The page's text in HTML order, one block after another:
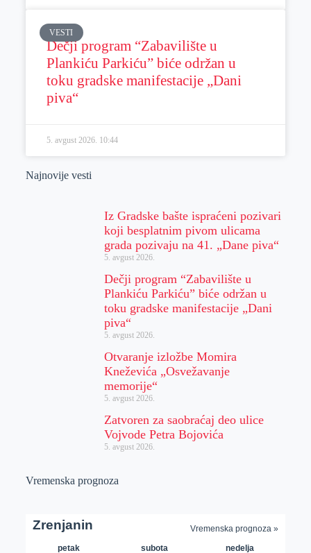
VESTI
Dečji program “Zabavilište u
Plankiću Parkiću” biće održan u
toku gradske manifestacije „Dani
piva“
5. avgust 2026. 10:44
Najnovije vesti
Iz Gradske bašte ispraćeni pozivari
koji besplatnim pivom ulicama
grada pozivaju na 41. „Dane piva“
5. avgust 2026.
Dečji program “Zabavilište u
Plankiću Parkiću” biće održan u
toku gradske manifestacije „Dani
piva“
5. avgust 2026.
Otvaranje izložbe Momira
Kneževića „Osvežavanje
memorije“
5. avgust 2026.
Zatvoren za saobraćaj deo ulice
Vojvode Petra Bojovića
5. avgust 2026.
Vremenska prognoza